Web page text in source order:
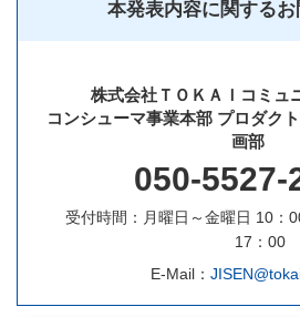
本発表内容に関する
株式会社ＴＯＫＡＩコミュ
コンシューマ事業本部 プロダク
画部
050-5527-
受付時間：月曜日～金曜日 10：
17：00
E-Mail：